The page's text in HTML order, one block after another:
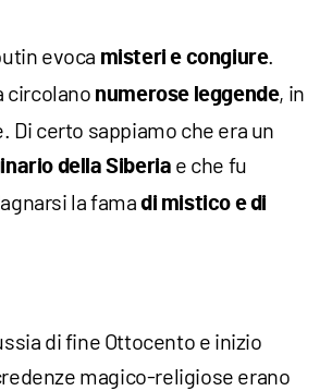
evoca misteri e congiure.
circolano numerose leggende, in
Di certo sappiamo che era un
della Siberia e che fu
la famadi mistico e di
di fine Ottocento e inizio
magico-religiose erano